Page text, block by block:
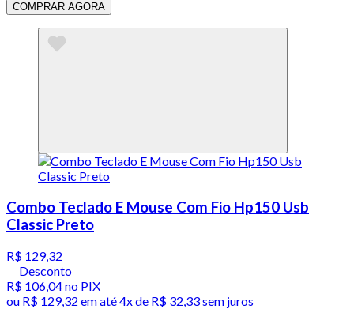
COMPRAR AGORA
Combo Teclado E Mouse Com Fio Hp150 Usb
Classic Preto
R$ 129,32
Desconto
R$ 106,04no PIX
ou R$ 129,32 em até4x de R$ 32,33 sem juros